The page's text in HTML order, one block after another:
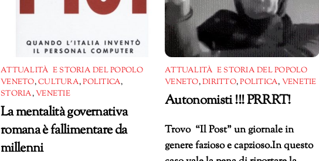
ATTUALITÀ E STORIA DEL POPOLO
VENETO,CULTURA,POLITICA,
STORIA,VENETIE
La mentalità governativa
romana è fallimentare da
millenni
ATTUALITÀ E STORIA DEL POPOLO
VENETO,DIRITTO,POLITICA, VENETIE
Autonomisti !!! PRRRT!
Trovo “Il Post” un giornale in
genere fazioso e capzioso.In questo